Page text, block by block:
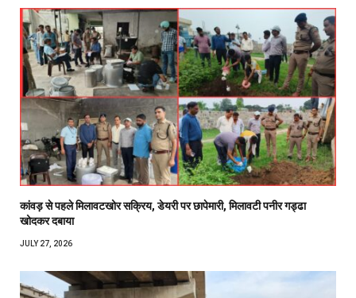
कांवड़ से पहले मिलावटखोर सक्रिय, डेयरी पर छापेमारी, मिलावटी पनीर गड्ढा
खोदकर दबाया
JULY 27, 2026